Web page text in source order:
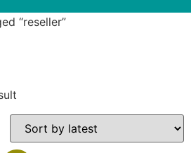
“reseller”